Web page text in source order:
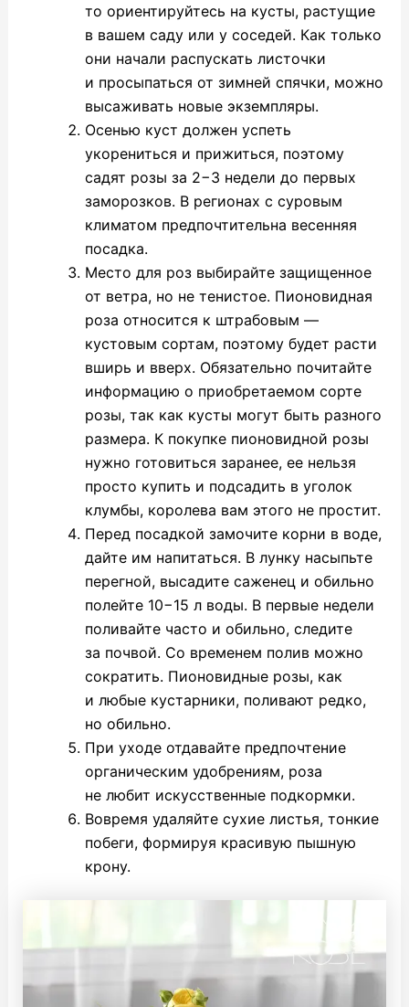
то ориентируйтесь на кусты, растущие
в вашем саду или у соседей. Как только
они начали распускать листочки
и просыпаться от зимней спячки, можно
высаживать новые экземпляры.
Осенью куст должен успеть
укорениться и прижиться, поэтому
садят розы за 2−3 недели до первых
заморозков. В регионах с суровым
климатом предпочтительна весенняя
посадка.
Место для роз выбирайте защищенное
от ветра, но не тенистое. Пионовидная
роза относится к штрабовым —
кустовым сортам, поэтому будет расти
вширь и вверх. Обязательно почитайте
информацию о приобретаемом сорте
розы, так как кусты могут быть разного
размера. К покупке пионовидной розы
нужно готовиться заранее, ее нельзя
просто купить и подсадить в уголок
клумбы, королева вам этого не простит.
Перед посадкой замочите корни в воде,
дайте им напитаться. В лунку насыпьте
перегной, высадите саженец и обильно
полейте 10−15 л воды. В первые недели
поливайте часто и обильно, следите
за почвой. Со временем полив можно
сократить. Пионовидные розы, как
и любые кустарники, поливают редко,
но обильно.
При уходе отдавайте предпочтение
органическим удобрениям, роза
не любит искусственные подкормки.
Вовремя удаляйте сухие листья, тонкие
побеги, формируя красивую пышную
крону.